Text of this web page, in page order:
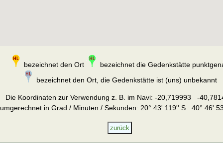
bezeichnet den Ort
bezeichnet die Gedenkstätte
bezeichnet den Ort, die Gedenkstätte ist (uns) unbekannt
Die Koordinaten zur Verwendung z. B. im Navi: -20,719993 -
umgerechnet in Grad / Minuten / Sekunden: 20° 43' 119'' S 40° 46'